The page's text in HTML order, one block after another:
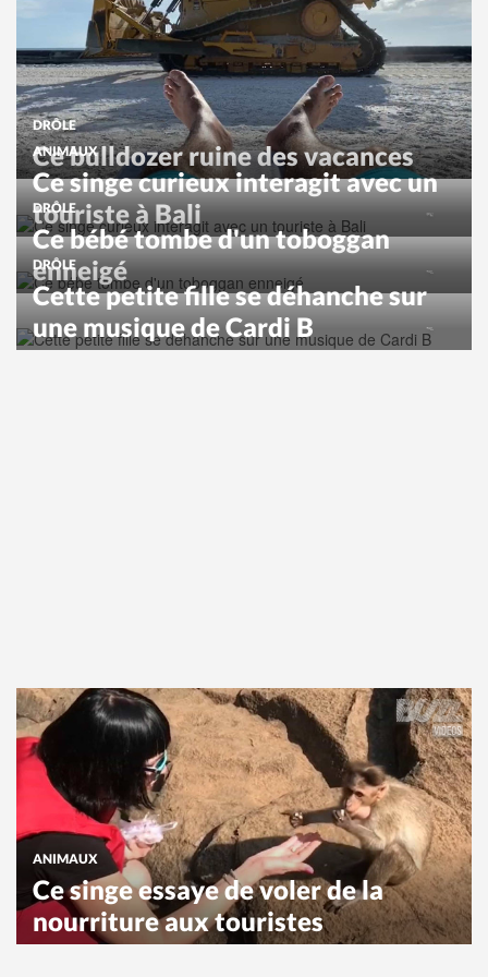
DRÔLE
Ce bulldozer ruine des vacances
ANIMAUX
Ce singe curieux interagit avec un
touriste à Bali
DRÔLE
Ce bébé tombe d'un toboggan
enneigé
DRÔLE
Cette petite fille se déhanche sur
une musique de Cardi B
ANIMAUX
Ce singe essaye de voler de la
nourriture aux touristes